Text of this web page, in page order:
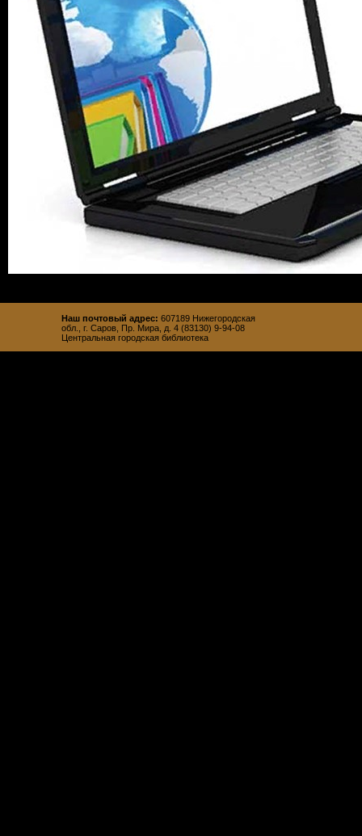
Наш почтовый адрес: 607189 Нижегородская
обл., г. Саров, Пр. Мира, д. 4 (83130) 9-94-08
Центральная городская библиотека